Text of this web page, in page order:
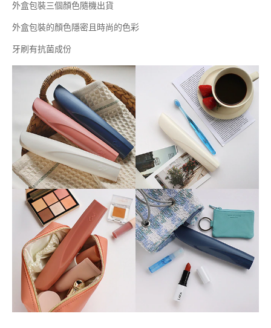
外盒包裝三個顏色隨機出貨
外盒包裝的顏色隱密且時尚的色彩
牙刷有抗菌成份